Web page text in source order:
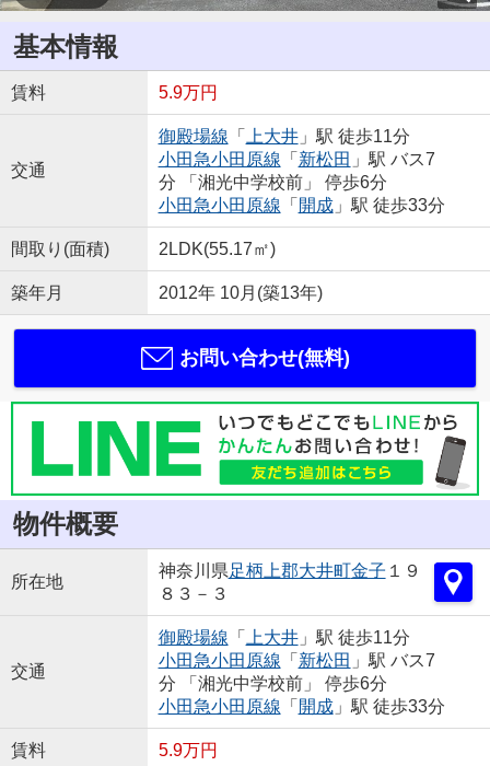
基本情報
賃料 5.9万円
交通
御殿場線 「 上大井」駅 徒歩11分
小田急小田原線 「 新松田 」駅 バス7
分 「湘光中学校前」 停歩6分
小田急小田原線 「 開成」駅 徒歩33分
間取り(面積) 2LDK(55.17㎡)
築年月 2012年 10月(築13年)
お問い合わせ(無料)
物件概要
所在地
神奈川県足柄上郡大井町金子 １９
８３－３
交通
御殿場線 「 上大井」駅 徒歩11分
小田急小田原線 「 新松田 」駅 バス7
分 「湘光中学校前」 停歩6分
小田急小田原線 「 開成」駅 徒歩33分
賃料 5.9万円